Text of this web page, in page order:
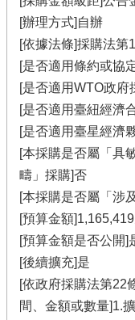
[辦理方式]自辦
[依據法條]採購法第
[是否適用條約或協
[是否適用WTO政府
[是否適用臺紐經濟
[是否適用臺星經濟
[本採購是否屬「具
疇」採購]否
[本採購是否屬「涉
[預算金額
[預算金額是否公開]
[後續擴充]是
[依政府採購法第22
間、金額或數量]1.